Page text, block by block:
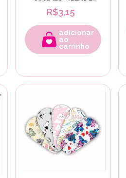
FOFURA)
R$3,15
adicionar
ao
carrinho